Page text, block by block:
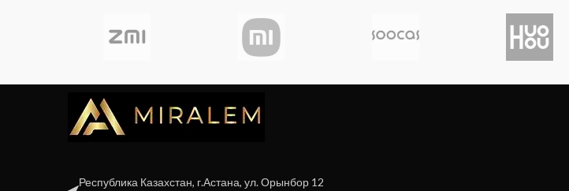
Республика Казахстан, г.Астана, ул. Орынбор 12